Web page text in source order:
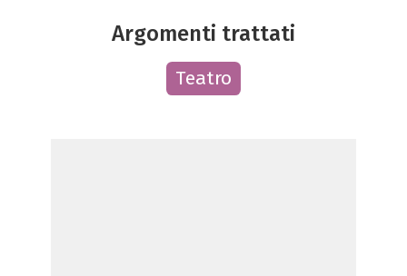
Argomenti trattati
Teatro